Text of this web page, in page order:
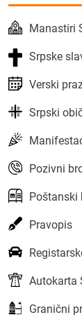
Manastiri
Srpske
Verski
Srpski
Pozivni
Poštanski
Pravopis
Autokarta
Granični